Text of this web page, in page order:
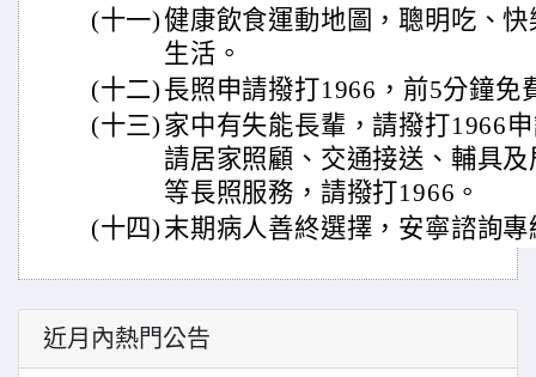
(十一)健康飲食運動地圖，聰明吃、
生活。
(十二) 長照申請撥打1966，前5分鐘免
(十三) 家中有失能長輩，請撥打1966
請居家照顧、交通接送、輔具
等長照服務，請撥打1966。
(十四) 末期病人善終選擇，安寧諮詢專
近月內熱門公告